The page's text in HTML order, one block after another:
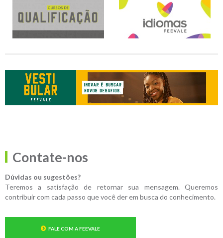
Contate-nos
Dúvidas ou sugestões?
Teremos a satisfação de retornar sua mensagem. Queremos
contribuir com cada passo que você der em busca do conhecimento.
FALE COM A FEEVALE